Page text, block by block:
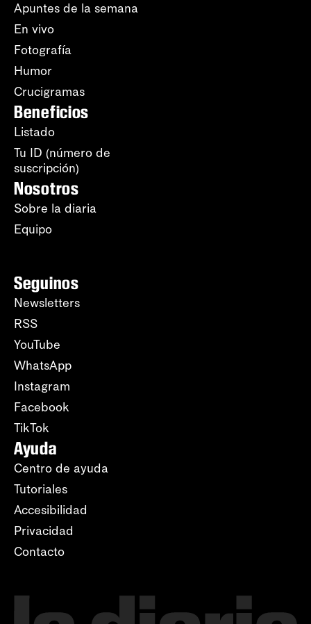
Apuntes de la semana
En vivo
Fotografía
Humor
Crucigramas
Beneficios
Listado
Tu ID (número de
suscripción)
Nosotros
Sobre la diaria
Equipo
Seguinos
Newsletters
RSS
YouTube
WhatsApp
Instagram
Facebook
TikTok
Ayuda
Centro de ayuda
Tutoriales
Accesibilidad
Privacidad
Contacto